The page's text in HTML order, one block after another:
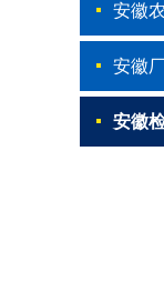
安徽
安徽
安徽